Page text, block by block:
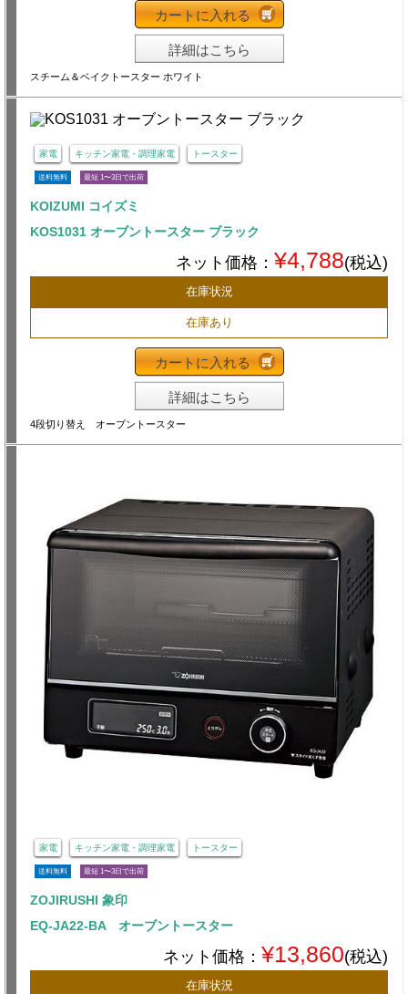
カートに入れる
詳細はこちら
スチーム＆ベイクトースター ホワイト
家電 キッチン家電・調理家電 トースター
送料無料 最短 1〜3日で出荷
KOIZUMI コイズミ
KOS1031 オーブントースター ブラック
ネット価格： ¥4,788(税込)
在庫状況
在庫あり
カートに入れる
詳細はこちら
4段切り替え オーブントースター
家電 キッチン家電・調理家電 トースター
送料無料 最短 1〜3日で出荷
ZOJIRUSHI 象印
EQ-JA22-BA オーブントースター
ネット価格： ¥13,860(税込)
在庫状況